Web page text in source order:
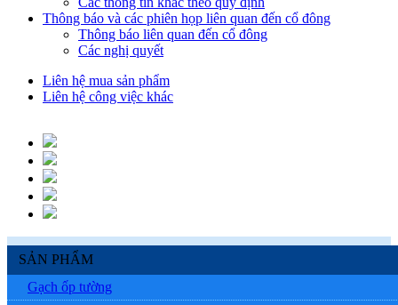
Thông báo và các phiên họp liên quan đến cổ đông
Thông báo liên quan đến cổ đông
Các nghị quyết
Liên hệ mua sản phẩm
Liên hệ công việc khác
SẢN PHẨM
Gạch ốp tường